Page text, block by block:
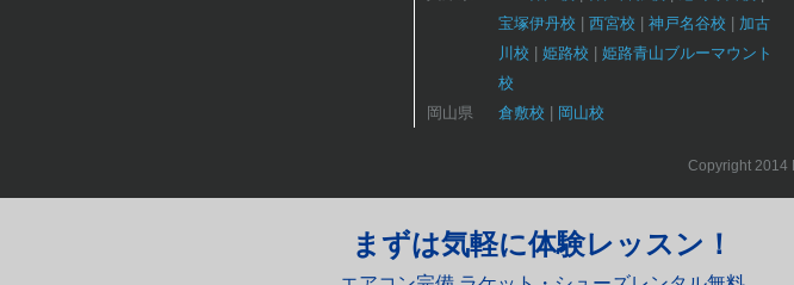
まずは気軽に体験レッスン！
宝塚伊丹校
西宮校 神戸名谷校
加古
川校
姫路校
姫路青山ブルーマウント
校
岡山県
倉敷校 岡山校
Copyright 2014